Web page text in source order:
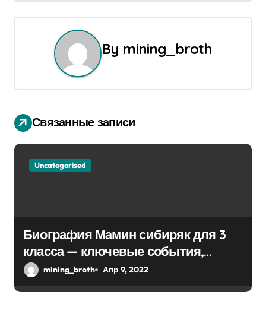
г
и
я
п
п
и
с
By mining_broth
Связанные записи
Uncategorised
Биография Мамин сибиряк для 3
класса — ключевые события,
достижения, история жизни
mining_broth Апр 9, 2022